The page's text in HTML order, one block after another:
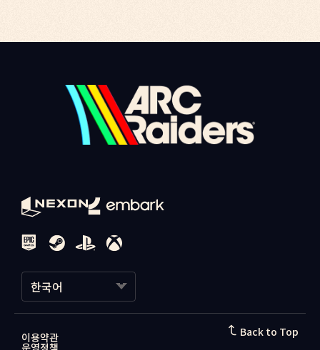
한국어
이용약관
운영정책
Back to Top